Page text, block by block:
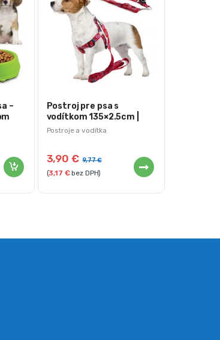
–
Postroje a vodítka
Postroj pre psa s
vodítkom 135×2.5cm |
červený
3,90 € 9,77€
(3,17 €bez DPH)